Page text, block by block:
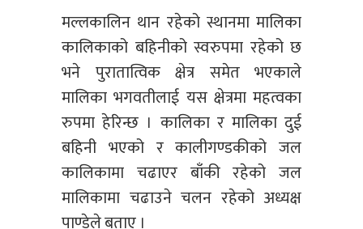
मल्लकालिन थान रहेको स्थानमा मालिका
कालिकाको बहिनीको स्वरुपमा रहेको छ
भने पुरातात्विक क्षेत्र समेत भएकाले
मालिका भगवतीलाई यस क्षेत्रमा महत्वका
रुपमा हेरिन्छ । कालिका र मालिका दुई
बहिनी भएको र कालीगण्डकीको जल
कालिकामा चढाएर बाँकी रहेको जल
मालिकामा चढाउने चलन रहेको अध्यक्ष